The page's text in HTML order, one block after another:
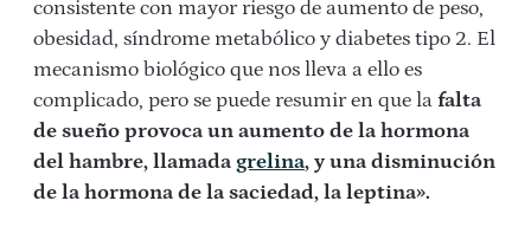
consistente con mayor riesgo de aumento de peso,
obesidad, síndrome metabólico y diabetes tipo 2. El
mecanismo biológico que nos lleva a ello es
complicado, pero se puede resumir en que la falta
de sueño provoca un aumento de la hormona
del hambre, llamada grelina, y una disminución
de la hormona de la saciedad, la leptina».